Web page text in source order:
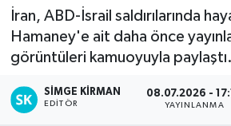
İran, ABD-İsrail saldırılarında
Hamaney'e ait daha önce
görüntüleri kamuoyuyla paylaştı.
SIMGE KİRMAN
EDITÖR
08.07.2026 -
YAYINLANMA
Sağlık
Siyaset
Magazin
Süper Lig Puan Durumu ve
Tüm Manşetler
Son Dakika Haberleri